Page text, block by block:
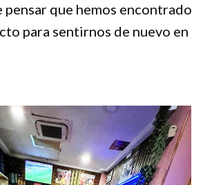
pensar que hemos encontrado
para sentirnos de nuevo en